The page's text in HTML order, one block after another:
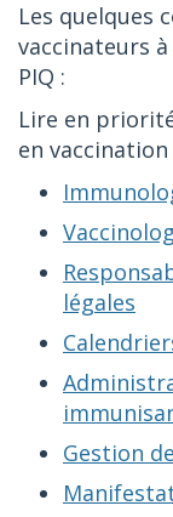
Les quelques
vaccinateurs
PIQ :
Lire en
en vaccination
légales
Gestion